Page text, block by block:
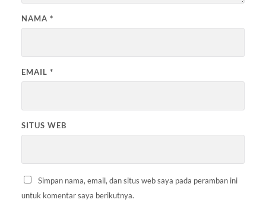
NAMA *
EMAIL *
SITUS WEB
Simpan nama, email, dan situs web saya pada peramban ini
untuk komentar saya berikutnya.